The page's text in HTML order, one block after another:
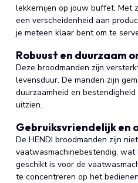
lekkernijen op jouw buffet. Met
een verscheidenheid aan
je meteen klaar bent om te
Robuust en duurzaam
Deze broodmanden zijn
levensduur. De manden zijn
duurzaamheid en
uitzien.
Gebruiksvriendelijk en
De HENDI broodmanden zijn
vaatwasmachinebestendig,
geschikt is voor de
te concentreren op het